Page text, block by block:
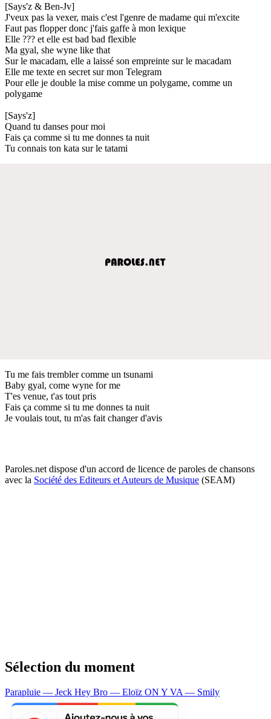
[Says'z & Ben-Jv]
J'veux pas la vexer, mais c'est l'genre de madame qui m'excite
Faut pas flopper donc j'fais gaffe à mon lexique
Elle ??? et elle est bad bad flexible
Ma gyal, she wyne like that
Sur le macadam, elle a laissé son empreinte sur le macadam
Elle me texte en secret sur mon Telegram
Pour elle je double la mise comme un polygame, comme un
polygame
[Says'z]
Quand tu danses pour moi
Fais ça comme si tu me donnes ta nuit
Tu connais ton kata sur le tatami
Tu me fais trembler comme un tsunami
Baby gyal, come wyne for me
T'es venue, t'as tout pris
Fais ça comme si tu me donnes ta nuit
Je voulais tout, tu m'as fait changer d'avis
Paroles.net dispose d'un accord de licence de paroles de chansons
avec la Société des Editeurs et Auteurs de Musique (SEAM)
Sélection du moment
Parapluie — Jeck Hey Bro — Eloïz ON Y VA — Smily